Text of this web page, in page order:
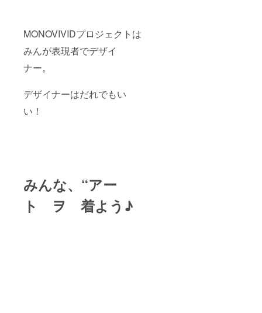
MONOVIVIDプロジェクトは
みんが表現者でデザイ
ナー。
デザイナーはだれでもい
い！
みんな、“アー
ト ヲ 着よう♪